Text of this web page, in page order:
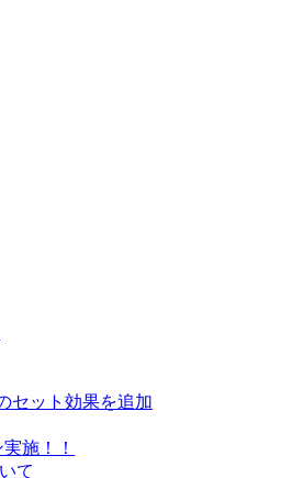
セット効果を追加
施！！
て